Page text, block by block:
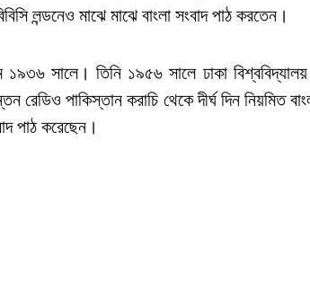
লন্ডনেও মাঝে মাঝে বাংলা সংবাদ পাঠ করতেন।
১৯৩৬ সালে। তিনি ১৯৫৬ সালে ঢাকা
রেডিও পাকিস্তান করাচি থেকে দীর্ঘ দিন নিয়মিত
পাঠ করেছেন।